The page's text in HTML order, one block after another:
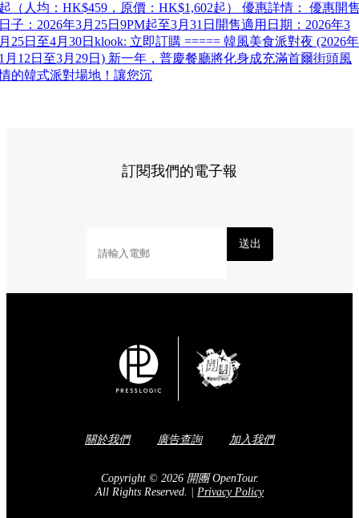
（人均：HK$459，原價：HK$1,602起） 優惠詳情： 優惠開
子：2026年3月25日9PM起至3月31日開售適用日期：2026年3
25日至4月30日klook: 立即訂購 ===== 韓風美食派對夜 (2026年
月12日至3月29日) 新一年，普慶餐廳將化身成充滿首爾街頭風
的韓式派對場地！讓您沉
訂閱我們的電子報
送出
關於我們 廣告查詢 加入我們
Copyright © 2026 開團 OpenTour.
All Rights Reserved.
Privacy Policy